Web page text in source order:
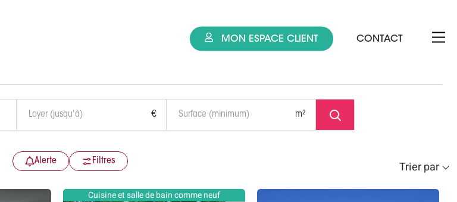
MON ESPACE CLIENT CONTACT
€ m²
Alerte Filtres Trier par
Cuisine et salle de bain comme neuf